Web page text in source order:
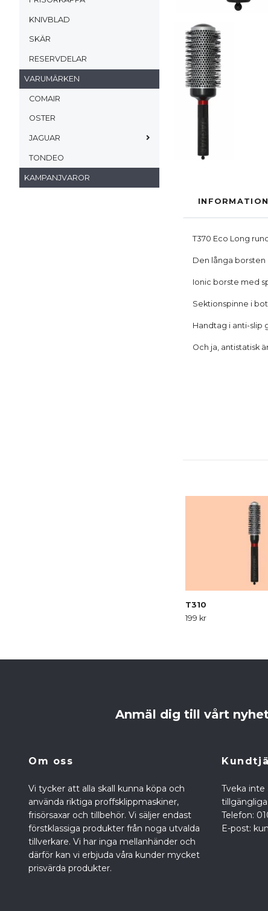
KNIVBLAD
SKÄR
RESERVDELAR
VARUMÄRKEN
COMAIR
OSTER
JAGUAR
TONDEO
KAMPANJVAROR
INFORMATION
T370 Eco Long
Den långa
Ionic borste med
Sektionspinne i
Handtag i anti-slip
Och ja, antistatisk
T310
199 kr
Anmäl dig till vårt
Om oss
Vi tycker att alla skall kunna köpa och
använda riktiga proffsklippmaskiner,
frisörsaxar och tillbehör. Vi säljer endast
förstklassiga produkter från noga utvalda
tillverkare. Vi har inga mellanhänder och
därför kan vi erbjuda våra kunder mycket
prisvärda produkter.
Tveka inte
Telefon:
E-post: